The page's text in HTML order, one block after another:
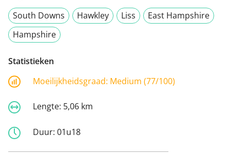
South Downs
Hawkley Liss
East Hampshire
Hampshire
Statistieken
Moeilijkheidsgraad: Medium (77/100)
Lengte: 5,06 km
Duur: 01u18